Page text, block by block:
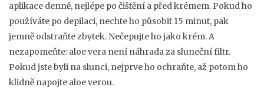
aplikace denně, nejlépe po čištění a před krémem. Pokud ho
používáte po depilaci, nechte ho působit 15 minut, pak
jemně odstraňte zbytek. Nečepujte ho jako krém. A
nezapomeňte: aloe vera není náhrada za sluneční filtr.
Pokud jste byli na slunci, nejprve ho ochraňte, až potom ho
klidně napojte aloe verou.